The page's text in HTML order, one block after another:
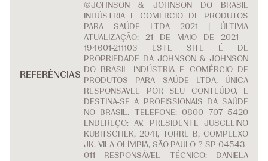
REFERÊNCIAS
©JOHNSON & JOHNSON DO BRASIL
INDÚSTRIA E COMÉRCIO DE PRODUTOS
PARA SAÚDE LTDA 2021 | ÚLTIMA
ATUALIZAÇÃO: 21 DE MAIO DE 2021 -
194601-211103 ESTE SITE É DE
PROPRIEDADE DA JOHNSON & JOHNSON
DO BRASIL INDÚSTRIA E COMÉRCIO DE
PRODUTOS PARA SAÚDE LTDA, ÚNICA
RESPONSÁVEL POR SEU CONTEÚDO, E
DESTINA-SE A PROFISSIONAIS DA SAÚDE
NO BRASIL. TELEFONE: 0800 707 5420
ENDEREÇO: AV. PRESIDENTE JUSCELINO
KUBITSCHEK, 2041, TORRE B, COMPLEXO
JK. VILA OLÍMPIA, SÃO PAULO ? SP 04543-
011 RESPONSÁVEL TÉCNICO: DANIELA